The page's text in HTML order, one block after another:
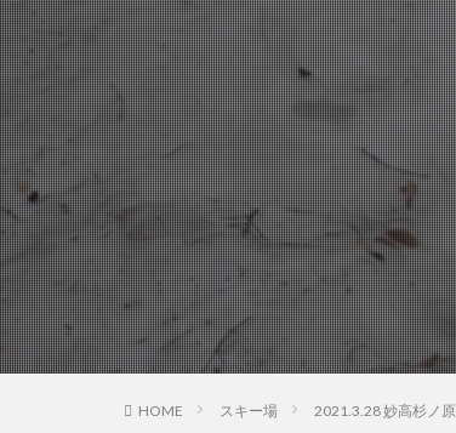
HOME スキー場 2021.3.28 妙高杉ノ原